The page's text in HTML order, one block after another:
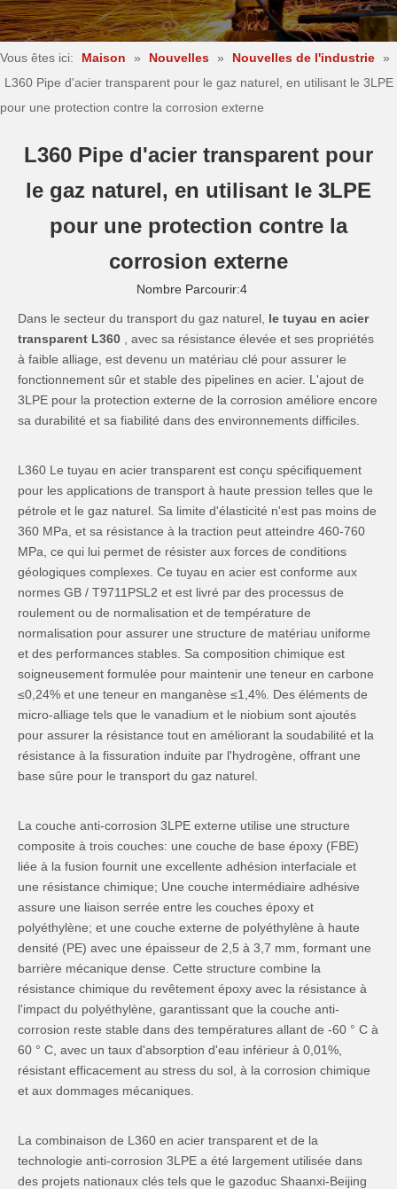
Vous êtes ici: Maison » Nouvelles » Nouvelles de l'industrie »
L360 Pipe d'acier transparent pour le gaz naturel, en utilisant le 3LPE
pour une protection contre la corrosion externe
L360 Pipe d'acier transparent pour
le gaz naturel, en utilisant le 3LPE
pour une protection contre la
corrosion externe
Nombre Parcourir:4
Dans le secteur du transport du gaz naturel, le tuyau en acier
transparent L360
, avec sa résistance élevée et ses propriétés
à faible alliage, est devenu un matériau clé pour assurer le
fonctionnement sûr et stable des pipelines en acier. L'ajout de
3LPE pour la protection externe de la corrosion améliore encore
sa durabilité et sa fiabilité dans des environnements difficiles.
L360 Le tuyau en acier transparent est conçu spécifiquement
pour les applications de transport à haute pression telles que le
pétrole et le gaz naturel. Sa limite d'élasticité n'est pas moins de
360 MPa, et sa résistance à la traction peut atteindre 460-760
MPa, ce qui lui permet de résister aux forces de conditions
géologiques complexes. Ce tuyau en acier est conforme aux
normes GB / T9711PSL2 et est livré par des processus de
roulement ou de normalisation et de température de
normalisation pour assurer une structure de matériau uniforme
et des performances stables. Sa composition chimique est
soigneusement formulée pour maintenir une teneur en carbone
≤0,24% et une teneur en manganèse ≤1,4%. Des éléments de
micro-alliage tels que le vanadium et le niobium sont ajoutés
pour assurer la résistance tout en améliorant la soudabilité et la
résistance à la fissuration induite par l'hydrogène, offrant une
base sûre pour le transport du gaz naturel.
La couche anti-corrosion 3LPE externe utilise une structure
composite à trois couches: une couche de base époxy (FBE)
liée à la fusion fournit une excellente adhésion interfaciale et
une résistance chimique; Une couche intermédiaire adhésive
assure une liaison serrée entre les couches époxy et
polyéthylène; et une couche externe de polyéthylène à haute
densité (PE) avec une épaisseur de 2,5 à 3,7 mm, formant une
barrière mécanique dense. Cette structure combine la
résistance chimique du revêtement époxy avec la résistance à
l'impact du polyéthylène, garantissant que la couche anti-
corrosion reste stable dans des températures allant de -60 ° C à
60 ° C, avec un taux d'absorption d'eau inférieur à 0,01%,
résistant efficacement au stress du sol, à la corrosion chimique
et aux dommages mécaniques.
La combinaison de L360 en acier transparent et de la
technologie anti-corrosion 3LPE a été largement utilisée dans
des projets nationaux clés tels que le gazoduc Shaanxi-Beijing